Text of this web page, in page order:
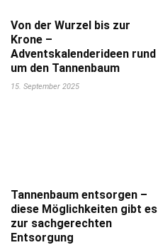
Von der Wurzel bis zur
Krone –
Adventskalenderideen rund
um den Tannenbaum
15. September 2025
Tannenbaum entsorgen –
diese Möglichkeiten gibt es
zur sachgerechten
Entsorgung